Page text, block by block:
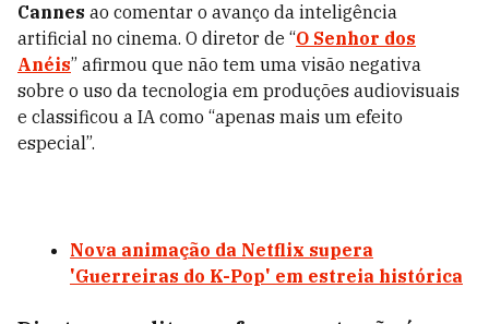
Cannes ao comentar o avanço da inteligência
artificial no cinema. O diretor de “O Senhor dos
Anéis” afirmou que não tem uma visão negativa
sobre o uso da tecnologia em produções audiovisuais
e classificou a IA como “apenas mais um efeito
especial”.
Nova animação da Netflix supera
'Guerreiras do K-Pop' em estreia histórica